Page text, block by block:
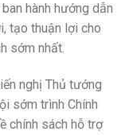
hành hướng dẫn
tạo thuận lợi cho
sớm nhất.
nghị Thủ tướng
sớm trình Chính
chính sách hỗ trợ